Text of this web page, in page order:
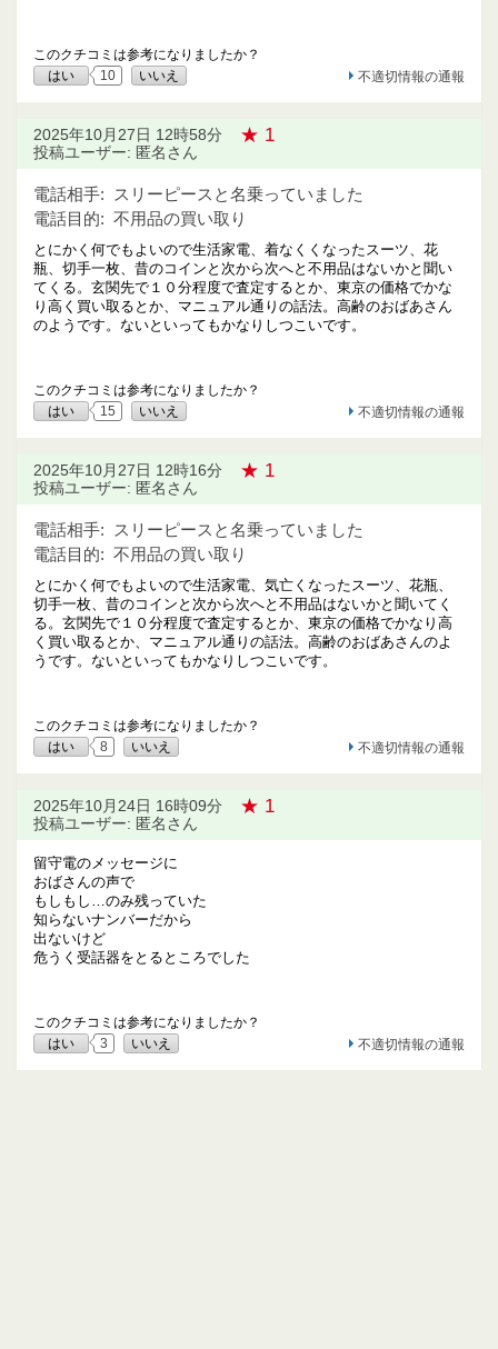
このクチコミは参考になりましたか？
はい
10 いいえ 不適切情報の通報
2025年10月27日 12時58分 ★ 1
投稿ユーザー: 匿名さん
電話相手:
スリーピースと名乗っていました
電話目的: 不用品の買い取り
とにかく何でもよいので生活家電、着なくくなったスーツ、花
瓶、切手一枚、昔のコインと次から次へと不用品はないかと聞い
てくる。玄関先で１０分程度で査定するとか、東京の価格でかな
り高く買い取るとか、マニュアル通りの話法。高齢のおばあさん
のようです。ないといってもかなりしつこいです。
このクチコミは参考になりましたか？
はい
15 いいえ 不適切情報の通報
2025年10月27日 12時16分 ★ 1
投稿ユーザー: 匿名さん
電話相手:
スリーピースと名乗っていました
電話目的: 不用品の買い取り
とにかく何でもよいので生活家電、気亡くなったスーツ、花瓶、
切手一枚、昔のコインと次から次へと不用品はないかと聞いてく
る。玄関先で１０分程度で査定するとか、東京の価格でかなり高
く買い取るとか、マニュアル通りの話法。高齢のおばあさんのよ
うです。ないといってもかなりしつこいです。
このクチコミは参考になりましたか？
はい
8 いいえ 不適切情報の通報
2025年10月24日 16時09分 ★ 1
投稿ユーザー: 匿名さん
留守電のメッセージに
おばさんの声で
もしもし…のみ残っていた
知らないナンバーだから
出ないけど
危うく受話器をとるところでした
このクチコミは参考になりましたか？
はい
3 いいえ 不適切情報の通報